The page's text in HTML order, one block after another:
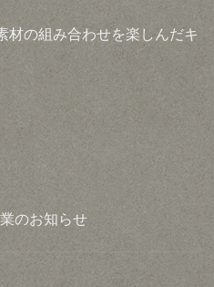
の組み合わせを楽しんだキ
のお知らせ